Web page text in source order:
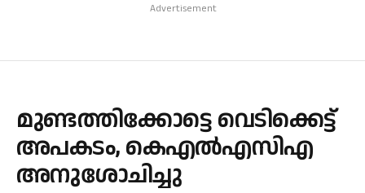
Advertisement
മുണ്ടത്തിക്കോട്ടെ വെടിക്കെട്ട്
അപകടം, കെഎൽഎസിഎ
അനുശോചിച്ചു